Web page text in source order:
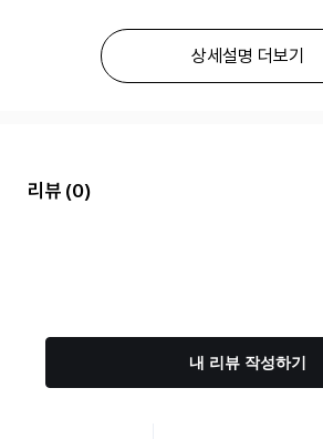
상세설명 더보기
리뷰 (0)